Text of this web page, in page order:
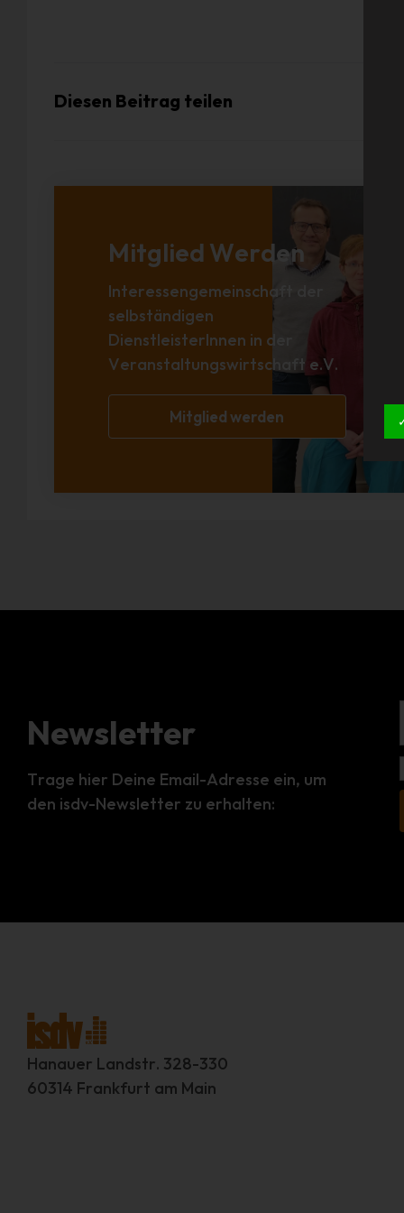
Diesen Beitrag teilen
Mitglied Werden
Interessengemeinschaft der
selbständigen
DienstleisterInnen in der
Veranstaltungswirtschaft e.V.
Mitglied werden
Newsletter
Trage hier Deine Email-Adresse ein, um
den isdv-Newsletter zu erhalten:
Hanauer Landstr. 328-330
60314 Frankfurt am Main